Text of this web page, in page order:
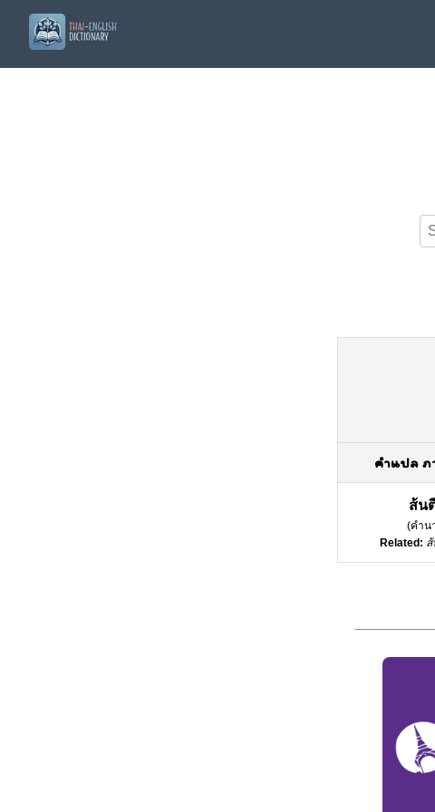
คำแปล ภ
ส้น
(คำน
Related: ส้